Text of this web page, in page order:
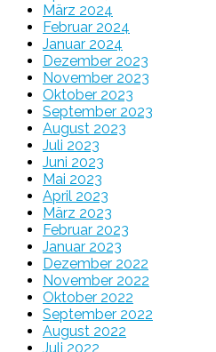
März 2024
Februar 2024
Januar 2024
Dezember 2023
November 2023
Oktober 2023
September 2023
August 2023
Juli 2023
Juni 2023
Mai 2023
April 2023
März 2023
Februar 2023
Januar 2023
Dezember 2022
November 2022
Oktober 2022
September 2022
August 2022
Juli 2022